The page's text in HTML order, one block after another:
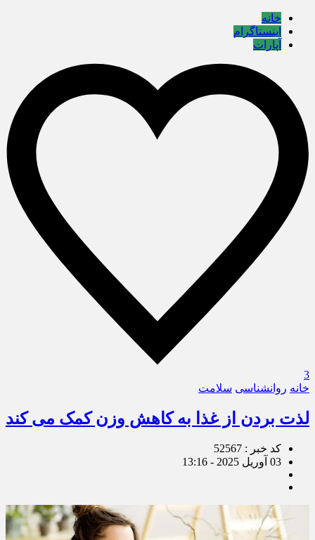
خانه
اینستاگرام
آپارات
3
خانه روانشناسی سلامت
لذت بردن از غذا به کاهش وزن کمک می کند
کد خبر : 52567
03 آوریل 2025 - 13:16